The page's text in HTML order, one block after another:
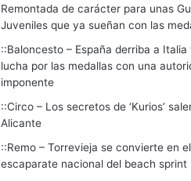
Remontada de carácter para unas
Juveniles que ya sueñan con las
::Baloncesto – España derriba a
lucha por las medallas con una
imponente
::Circo – Los secretos de ‘Kurios’
Alicante
::Remo – Torrevieja se convierte en
escaparate nacional del beach sprint